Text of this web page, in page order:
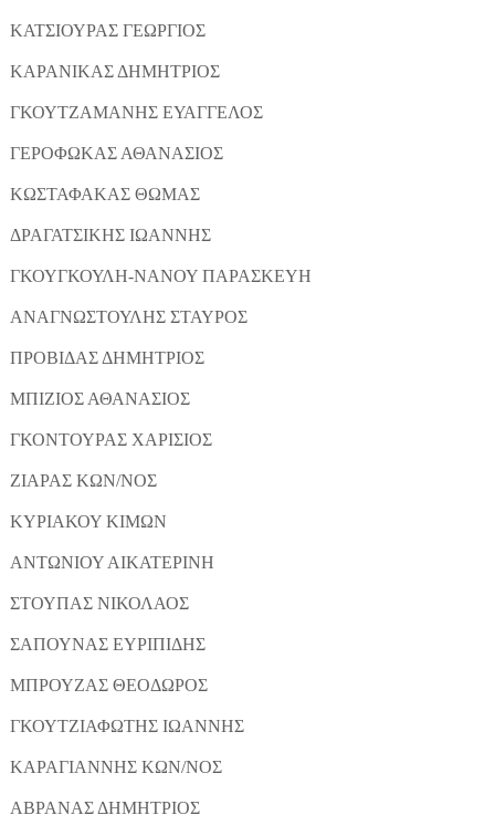
ΚΑΤΣΙΟΥΡΑΣ ΓΕΩΡΓΙΟΣ
ΚΑΡΑΝΙΚΑΣ ΔΗΜΗΤΡΙΟΣ
ΓΚΟΥΤΖΑΜΑΝΗΣ ΕΥΑΓΓΕΛΟΣ
ΓΕΡΟΦΩΚΑΣ ΑΘΑΝΑΣΙΟΣ
ΚΩΣΤΑΦΑΚΑΣ ΘΩΜΑΣ
ΔΡΑΓΑΤΣΙΚΗΣ ΙΩΑΝΝΗΣ
ΓΚΟΥΓΚΟΥΛΗ-ΝΑΝΟΥ ΠΑΡΑΣΚΕΥΗ
ΑΝΑΓΝΩΣΤΟΥΛΗΣ ΣΤΑΥΡΟΣ
ΠΡΟΒΙΔΑΣ ΔΗΜΗΤΡΙΟΣ
ΜΠΙΖΙΟΣ ΑΘΑΝΑΣΙΟΣ
ΓΚΟΝΤΟΥΡΑΣ ΧΑΡΙΣΙΟΣ
ΖΙΑΡΑΣ ΚΩΝ/ΝΟΣ
ΚΥΡΙΑΚΟΥ ΚΙΜΩΝ
ΑΝΤΩΝΙΟΥ ΑΙΚΑΤΕΡΙΝΗ
ΣΤΟΥΠΑΣ ΝΙΚΟΛΑΟΣ
ΣΑΠΟΥΝΑΣ ΕΥΡΙΠΙΔΗΣ
ΜΠΡΟΥΖΑΣ ΘΕΟΔΩΡΟΣ
ΓΚΟΥΤΖΙΑΦΩΤΗΣ ΙΩΑΝΝΗΣ
ΚΑΡΑΓΙΑΝΝΗΣ ΚΩΝ/ΝΟΣ
ΑΒΡΑΝΑΣ ΔΗΜΗΤΡΙΟΣ